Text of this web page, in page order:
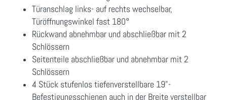
Türanschlag links- auf rechts wechselbar,
Türöffnungswinkel fast 180°
Rückwand abnehmbar und abschließbar mit 2
Schlössern
Seitenteile abschließbar und abnehmbar mit 2
Schlössern
4 Stück stufenlos tiefenverstellbare 19"-
Befestigungsschienen auch in der Breite verstellbar